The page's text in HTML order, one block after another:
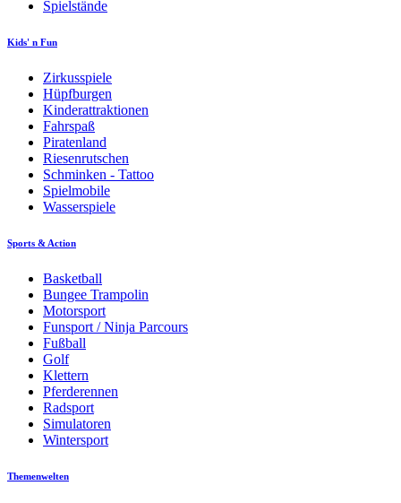
Spielstände
Kids' n Fun
Zirkusspiele
Hüpfburgen
Kinderattraktionen
Fahrspaß
Piratenland
Riesenrutschen
Schminken - Tattoo
Spielmobile
Wasserspiele
Sports & Action
Basketball
Bungee Trampolin
Motorsport
Funsport / Ninja Parcours
Fußball
Golf
Klettern
Pferderennen
Radsport
Simulatoren
Wintersport
Themenwelten